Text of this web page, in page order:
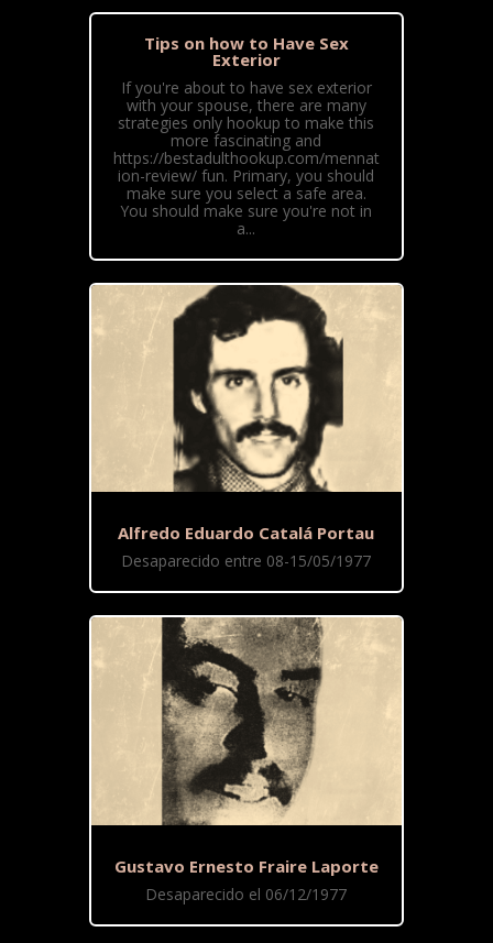
Tips on how to Have Sex
Exterior
If you're about to have sex exterior
with your spouse, there are many
strategies only hookup to make this
more fascinating and
https://bestadulthookup.com/mennat
ion-review/ fun. Primary, you should
make sure you select a safe area.
You should make sure you're not in
a...
Alfredo Eduardo Catalá Portau
Desaparecido entre 08-15/05/1977
Gustavo Ernesto Fraire Laporte
Desaparecido el 06/12/1977